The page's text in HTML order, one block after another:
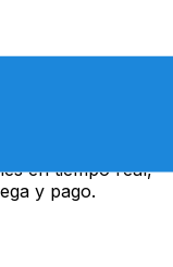
en tiempo real,
y pago.